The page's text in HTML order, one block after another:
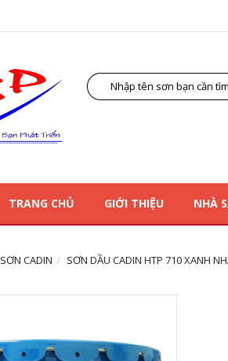
TRANG CHỦ GIỚI THIỆU NHÀ
SƠN CADIN SƠN DẦU CADIN HTP 710 XANH